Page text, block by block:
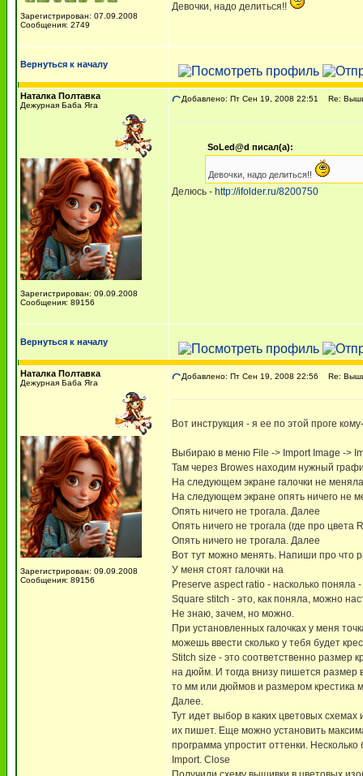
Зарегистрирован: 07.09.2008
Сообщения: 2749
Девочки, надо делиться!!
Вернуться к началу
Наталка Полтавка
Дежурная Баба Яга
Зарегистрирован: 09.09.2008
Сообщения: 89156
Добавлено: Пт Сен 19, 2008 22:51 Re:
SoLed@d писал(а):
Девочки, надо делиться!!
Делюсь - http://ifolder.ru/8200750
Вернуться к началу
Наталка Полтавка
Дежурная Баба Яга
Зарегистрирован: 09.09.2008
Сообщения: 89156
Добавлено: Пт Сен 19, 2008 22:56 Re:
Вот инструкция - я ее по этой проге
Выбираю в меню File -> Import Image ->
Там через Browes находим нужный
На следующем экране галочки не
На следующем экране опять ничего не
Опять ничего не трогала. Далее
Опять ничего не трогала (где про цвета
Опять ничего не трогала. Далее
Вот тут можно менять. Напиши про что
У меня стоят галочки на
Preserve aspect ratio - насколько поняла
Square stitch - это, как поняла, можно
Не знаю, зачем, но можно.
При установленных галочках у меня
можешь ввести сколько у тебя будет
Stitch size - это соответственно размер
на дюйм. И тогда внизу пишется размер
то мм или дюймов и размером крестика
Далее.
Тут идет выбор в каких цветовых
их пишет. Еще можно установить
программа упростит оттенки.
Import. Close